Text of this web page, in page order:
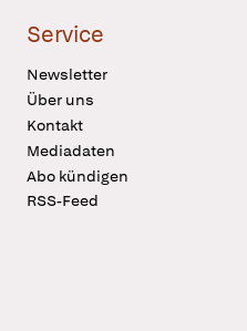
Service
Newsletter
Über uns
Kontakt
Mediadaten
Abo kündigen
RSS-Feed